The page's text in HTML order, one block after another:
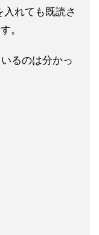
れても既読さ
。
るのは分かっ